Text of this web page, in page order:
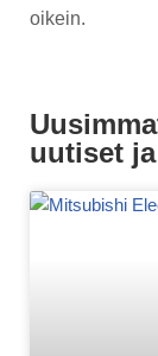
oikein.
uutiset